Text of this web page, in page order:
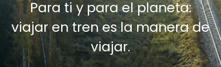
Para ti y para el planeta:
viajar en tren es la manera de
viajar.